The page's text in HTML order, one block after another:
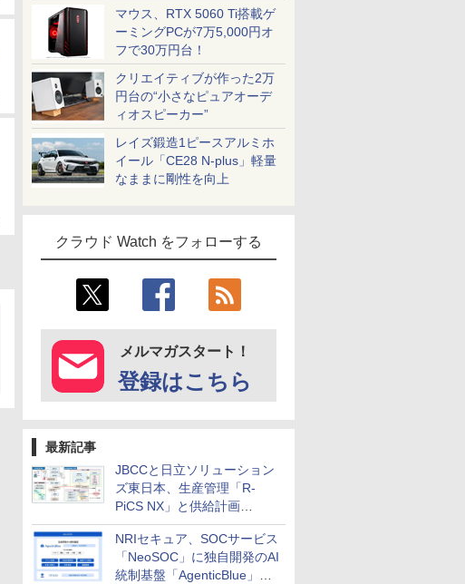
マウス、RTX 5060 Ti搭載ゲ
ーミングPCが7万5,000円オ
フで30万円台！
クリエイティブが作った2万
円台の“小さなピュアオーデ
ィオスピーカー”
レイズ鍛造1ピースアルミホ
イール「CE28 N-plus」軽量
なままに剛性を向上
クラウド Watch をフォローする
メルマガスタート！
登録はこちら
最新記事
JBCCと日立ソリューション
ズ東日本、生産管理「R-
PiCS NX」と供給計画
「scSQUARE ISP」の連携サ
ービスを提供開始
NRIセキュア、SOCサービス
「NeoSOC」に独自開発のAI
統制基盤「AgenticBlue」を